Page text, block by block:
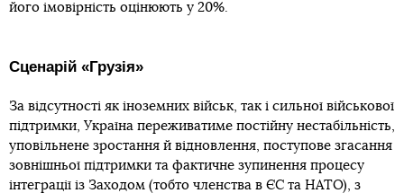
його імовірність оцінюють у 20%.
Сценарій «Грузія»
За відсутності як іноземних військ, так і сильної військової
підтримки, Україна переживатиме постійну нестабільність,
уповільнене зростання й відновлення, поступове згасання
зовнішньої підтримки та фактичне зупинення процесу
інтеграції із Заходом (тобто членства в ЄС та НАТО), з